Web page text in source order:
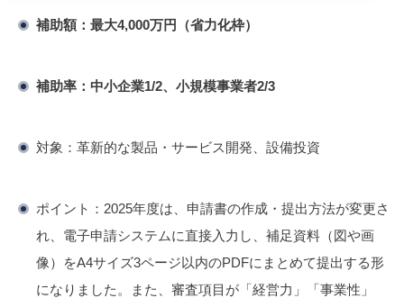
補助額：最大4,000万円（省力化枠）
補助率：中小企業1/2、小規模事業者2/3
対象：革新的な製品・サービス開発、設備投資
ポイント：​ 2025年度は、申請書の作成・提出方法が変更さ
れ、電子申請システムに直接入力し、補足資料（図や画
像）をA4サイズ3ページ以内のPDFにまとめて提出する形
になりました。また、審査項目が「経営力」「事業性」